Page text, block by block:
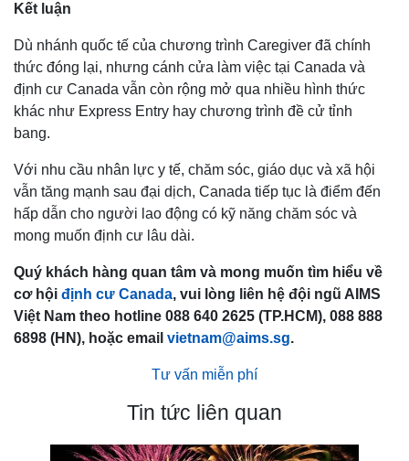
Kết luận
Dù nhánh quốc tế của chương trình Caregiver đã chính
thức đóng lại, nhưng cánh cửa làm việc tại Canada và
định cư Canada vẫn còn rộng mở qua nhiều hình thức
khác như Express Entry hay chương trình đề cử tỉnh
bang.
Với nhu cầu nhân lực y tế, chăm sóc, giáo dục và xã hội
vẫn tăng mạnh sau đại dịch, Canada tiếp tục là điểm đến
hấp dẫn cho người lao động có kỹ năng chăm sóc và
mong muốn định cư lâu dài.
Quý khách hàng quan tâm và mong muốn tìm hiểu về
cơ hội định cư Canada, vui lòng liên hệ đội ngũ AIMS
Việt Nam theo hotline 088 640 2625 (TP.HCM), 088 888
6898 (HN), hoặc email vietnam@aims.sg.
Tư vấn miễn phí
Tin tức liên quan